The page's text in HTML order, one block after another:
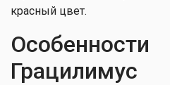
красный цвет.
Особенности
Грацилимус